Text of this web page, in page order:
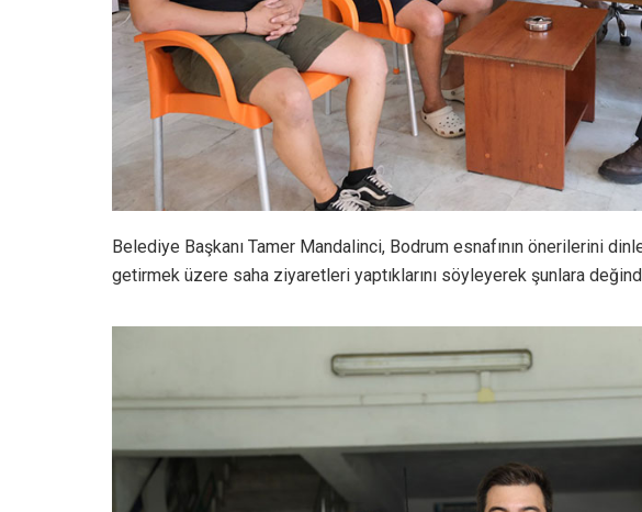
Belediye Başkanı Tamer Mandalinci, Bodrum esnafının önerilerini
getirmek üzere saha ziyaretleri yaptıklarını söyleyerek şunlara